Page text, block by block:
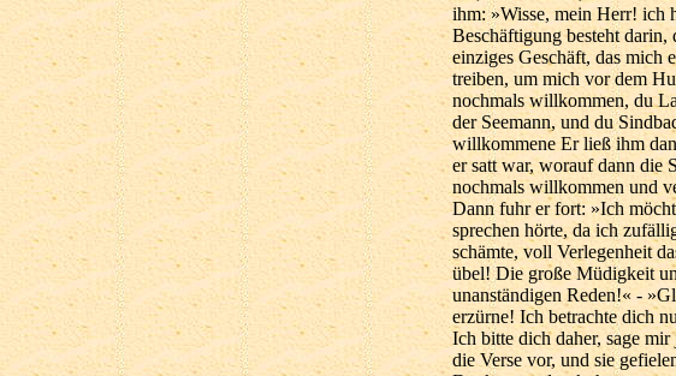
ihm: »Wisse, mein Herr! ich
Beschäftigung besteht
einziges Geschäft, das mich
treiben, um mich vor dem
nochmals willkommen, du
der Seemann, und du
willkommene Er ließ ihm
er satt war, worauf dann die
nochmals willkommen und
Dann fuhr er fort: »Ich
sprechen hörte, da ich
schämte, voll Verlegenheit
übel! Die große Müdigkeit
unanständigen Reden!« -
erzürne! Ich betrachte dich
Ich bitte dich daher, sage
die Verse vor, und sie